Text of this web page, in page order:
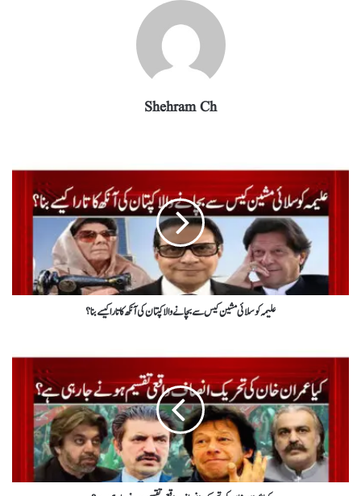
Shehram Ch
علیمہ کو سلائی مشین کیس سے بچانے والا کپتان کی آنکھ کا تارا کیسے بنا؟